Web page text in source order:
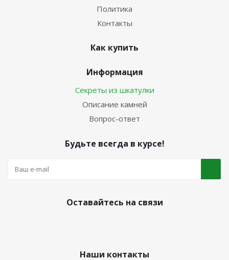
Политика
Контакты
Как купить
Информация
Секреты из шкатулки
Описание камней
Вопрос-ответ
Будьте всегда в курсе!
Оставайтесь на связи
Наши контакты